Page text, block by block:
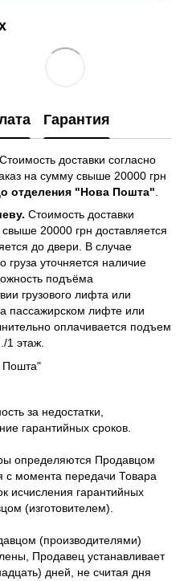
Гарантия
Стоимость доставки согласно
на сумму свыше 20000 грн
отделения "Нова Пошта"
Стоимость доставки
20000 грн доставляется
до двери. В случае
груза уточняется наличие
подъёма
грузового лифта или
пассажирском лифте или
оплачивается подъем
1 этаж.
Пошта"
за недостатки,
гарантийных сроков.
определяются Продавцом
с момента передачи Товара
исчисления гарантийных
(изготовителем).
(производителями)
Продавец устанавливает
дней, не считая дня